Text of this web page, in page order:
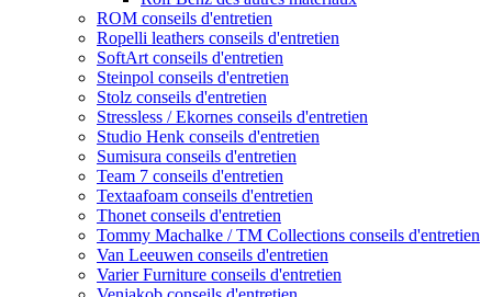
ROM conseils d'entretien
Ropelli leathers conseils d'entretien
SoftArt conseils d'entretien
Steinpol conseils d'entretien
Stolz conseils d'entretien
Stressless / Ekornes conseils d'entretien
Studio Henk conseils d'entretien
Sumisura conseils d'entretien
Team 7 conseils d'entretien
Textaafoam conseils d'entretien
Thonet conseils d'entretien
Tommy Machalke / TM Collections conseils d'entretien
Van Leeuwen conseils d'entretien
Varier Furniture conseils d'entretien